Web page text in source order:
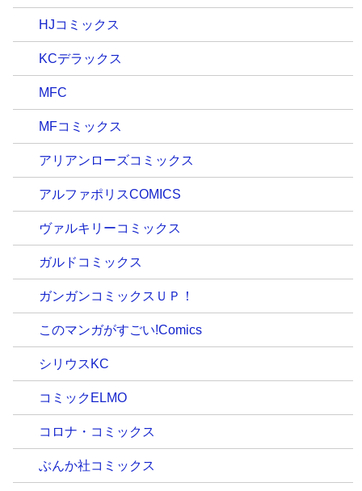
HJコミックス
KCデラックス
MFC
MFコミックス
アリアンローズコミックス
アルファポリスCOMICS
ヴァルキリーコミックス
ガルドコミックス
ガンガンコミックスＵＰ！
このマンガがすごい!Comics
シリウスKC
コミックELMO
コロナ・コミックス
ぶんか社コミックス